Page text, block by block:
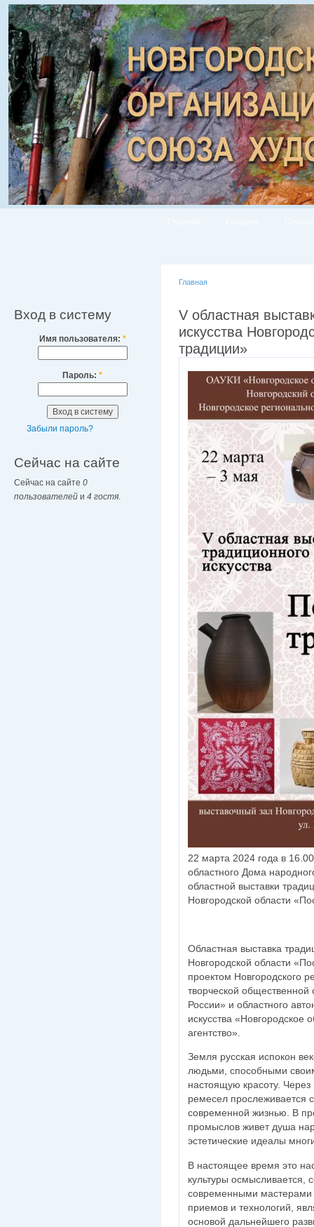
Вход в систему
Имя пользователя: *
Пароль: *
Забыли пароль?
Сейчас на сайте
Сейчас на сайте 0
пользователей и 4 гостя
Главная
V областная
искусства
традиции»
22 марта 2024 года в
областного Дома
областной выставки
Новгородской области
Областная выставка
Новгородской области
проектом Новгородского
творческой
России» и областного
искусства «Новгородское
агентство».
Земля русская испокон
людьми, способными
настоящую красоту.
ремесел прослеживается
современной жизнью. В
промыслов живет душа
эстетические идеалы
В настоящее время это
культуры осмысливается,
современными
приемов и технологий,
основой дальнейшего